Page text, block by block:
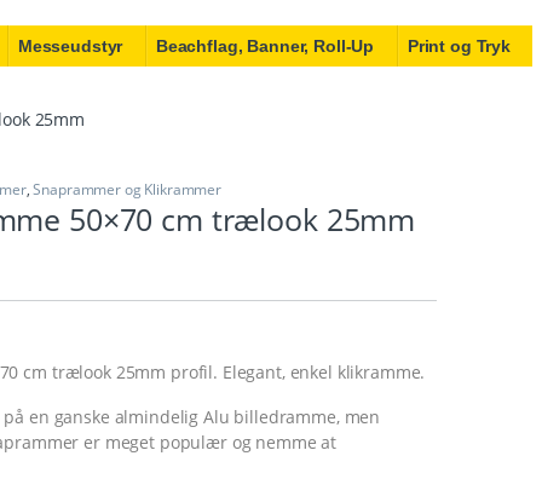
Messeudstyr Beachflag, Banner, Roll-Up Print og Tryk
25mm
,Snaprammer og Klikrammer
50×70 cm trælook 25mm
cm trælook 25mm profil. Elegant, enkel klikramme.
en ganske almindelig Alu billedramme, men
er meget populær og nemme at